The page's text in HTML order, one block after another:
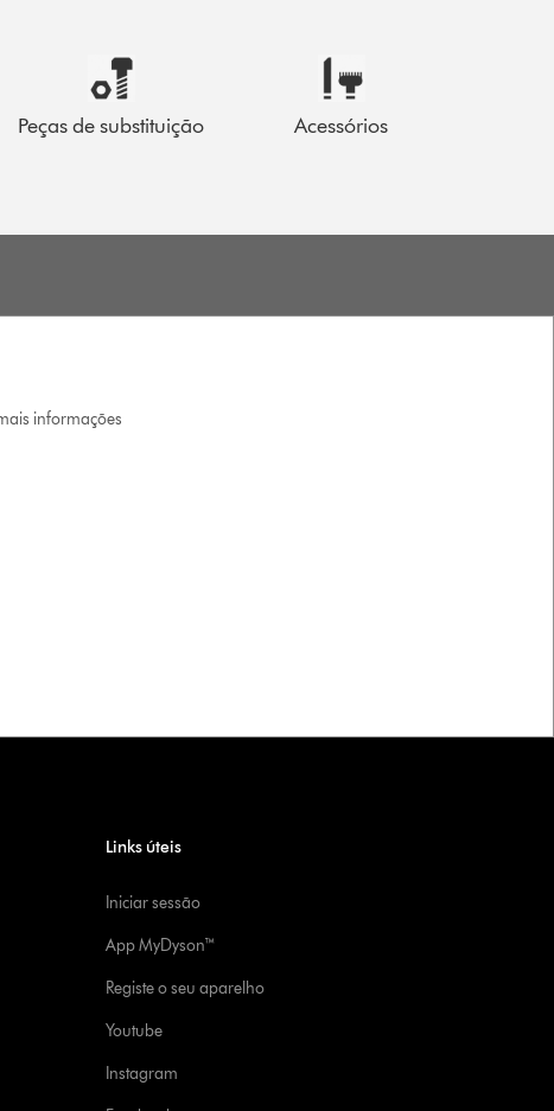
Peças de substituição Acessórios
informações
Links úteis
Iniciar sessão
App MyDyson™
Registe o seu aparelho
Youtube
Instagram